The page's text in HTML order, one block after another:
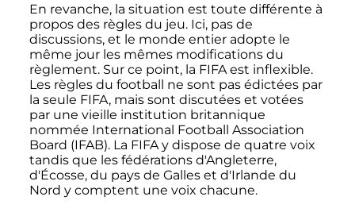
En revanche, la situation est toute différente à
propos des règles du jeu. Ici, pas de
discussions, et le monde entier adopte le
même jour les mêmes modifications du
règlement. Sur ce point, la FIFA est inflexible.
Les règles du football ne sont pas édictées par
la seule FIFA, mais sont discutées et votées
par une vieille institution britannique
nommée International Football Association
Board (IFAB). La FIFA y dispose de quatre voix
tandis que les fédérations d'Angleterre,
d'Écosse, du pays de Galles et d'Irlande du
Nord y comptent une voix chacune.